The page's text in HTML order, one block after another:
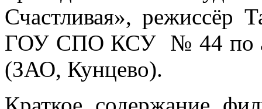
Счастливая», режиссёр
ГОУ СПО КСУ № 44 по
(ЗАО, Кунцево).